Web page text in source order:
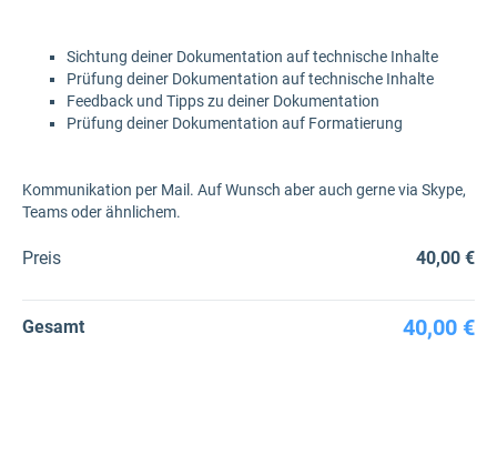
Sichtung deiner Dokumentation auf technische Inhalte
Prüfung deiner Dokumentation auf technische Inhalte
Feedback und Tipps zu deiner Dokumentation
Prüfung deiner Dokumentation auf Formatierung
Kommunikation per Mail. Auf Wunsch aber auch gerne via Skype,
Teams oder ähnlichem.
Preis 40,00 €
Gesamt 40,00 €